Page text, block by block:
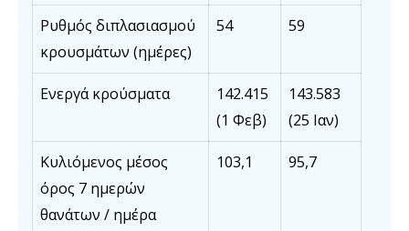
Ρυθμός διπλασιασμού
κρουσμάτων (ημέρες)
54 59
Ενεργά κρούσματα
142.415
(1 Φεβ)
143.583
(25 Ιαν)
Κυλιόμενος μέσος
όρος 7 ημερών
θανάτων / ημέρα
103,1 95,7